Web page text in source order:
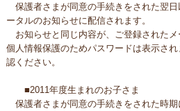
保護者さまが同意の手続きをされた翌
ータルのお知らせに配信されます。
お知らせと同じ内容が、ご登録されたメ
個人情報保護のためパスワードは表示さ
認ください。
■2011年度生まれのお子さま
保護者さまが同意の手続きをされた時期